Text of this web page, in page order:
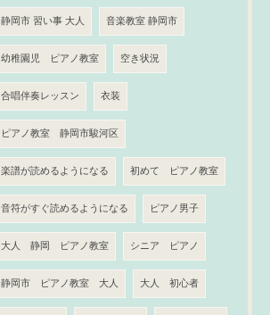
静岡市 習い事 大人 音楽教室 静岡市
幼稚園児 ピアノ教室 空き状況
合唱伴奏レッスン 衣装
ピアノ教室 静岡市駿河区
楽譜が読めるようになる 初めて ピアノ教室
音符がすぐ読めるようになる ピアノ男子
大人 静岡 ピアノ教室 シニア ピアノ
静岡市 ピアノ教室 大人 大人 初心者